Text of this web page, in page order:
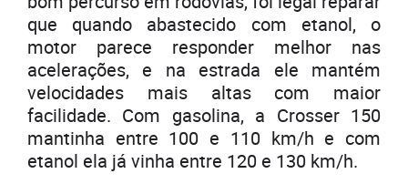
que quando abastecido com etanol, o
motor parece responder melhor nas
acelerações, e na estrada ele mantém
velocidades mais altas com maior
facilidade. Com gasolina, a Crosser 150
mantinha entre 100 e 110 km/h e com
etanol ela já vinha entre 120 e 130 km/h.